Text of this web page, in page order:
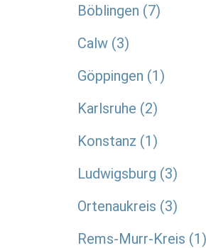
Böblingen 7
Calw 3
Göppingen 1
Karlsruhe 2
Konstanz 1
Ludwigsburg 3
Ortenaukreis 3
Rems-Murr-Kreis 1